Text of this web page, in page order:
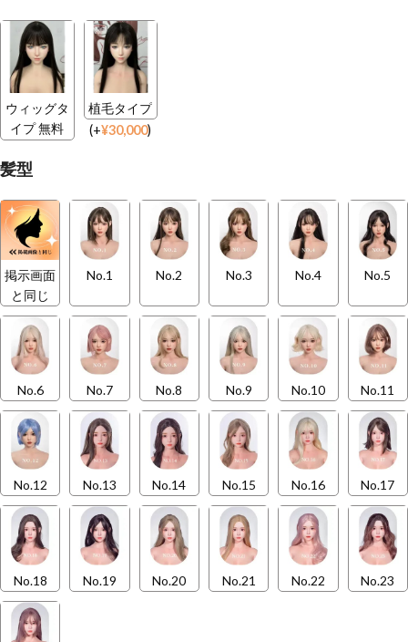
ウィッグタ
イプ 無料
植毛タイプ
(+¥30,000)
髪型
掲示画面
と同じ
No.1 No.2 No.3 No.4 No.5
No.6 No.7 No.8 No.9 No.10 No.11
No.12 No.13 No.14 No.15 No.16 No.17
No.18 No.19 No.20 No.21 No.22 No.23